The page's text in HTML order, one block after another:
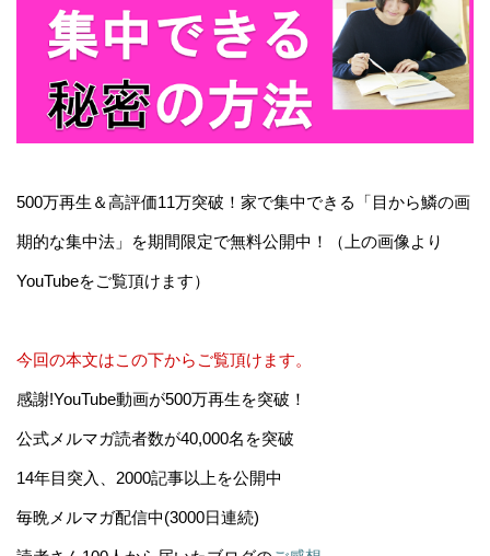
500万再生＆高評価11万突破！家で集中できる「目から鱗の画
期的な集中法」を期間限定で無料公開中！（上の画像より
YouTubeをご覧頂けます）
今回の本文はこの下からご覧頂けます。
感謝!YouTube動画が500万再生を突破！
公式メルマガ読者数が40,000名を突破
14年目突入、2000記事以上を公開中
毎晩メルマガ配信中(3000日連続)